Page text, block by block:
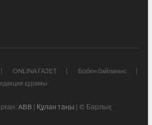
ONLINA ГАЗЕТ
Бізбен байланыс
құрамы
ABB | Құлан таңы | © Барлық